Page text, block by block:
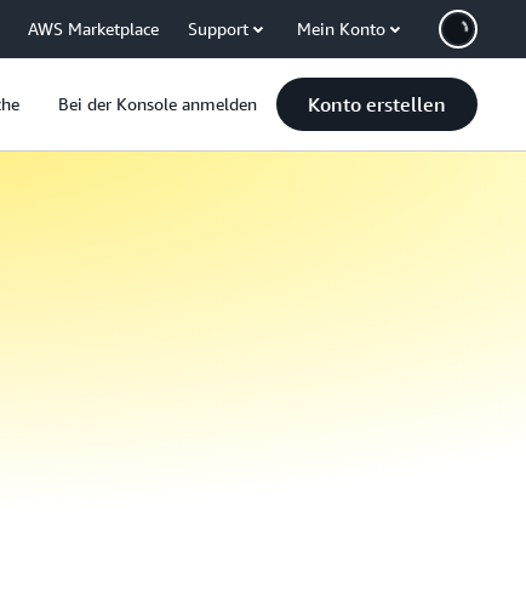
AWS Marketplace Support Mein Konto
Bei der Konsole anmelden Konto erstellen